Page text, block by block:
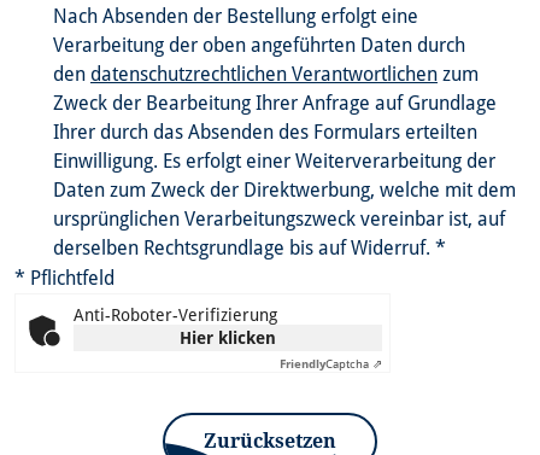
Nach Absenden der Bestellung erfolgt eine
Verarbeitung der oben angeführten Daten durch
den datenschutzrechtlichen Verantwortlichen zum
Zweck der Bearbeitung Ihrer Anfrage auf Grundlage
Ihrer durch das Absenden des Formulars erteilten
Einwilligung. Es erfolgt einer Weiterverarbeitung der
Daten zum Zweck der Direktwerbung, welche mit dem
ursprünglichen Verarbeitungszweck vereinbar ist, auf
derselben Rechtsgrundlage bis auf Widerruf. *
* Pflichtfeld
Anti-Roboter-Verifizierung
Hier klicken
FriendlyCaptcha ⇗
Zurücksetzen